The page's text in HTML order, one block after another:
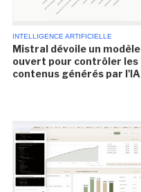
INTELLIGENCE ARTIFICIELLE
Mistral dévoile un modèle
ouvert pour contrôler les
contenus générés par l'IA